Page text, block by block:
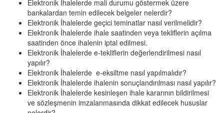
Elektronik İhalelerde mali durumu göstermek üzere
bankalardan temin edilecek belgeler nelerdir?
Elektronik İhalelerde geçici teminatlar nasıl verilmelidir?
Elektronik İhalelerde ihale saatinden veya tekliflerin açılma
saatinden önce ihalenin iptal edilmesi.
Elektronik İhalelerde e-tekliflerin değerlendirilmesi nasıl
yapılır?
Elektronik İhalelerde e-eksiltme nasıl yapılmalıdır?
Elektronik İhalelerde ihalenin sonuçlandırılması nasıl yapılır?
Elektronik İhalelerde kesinleşen ihale kararının bildirilmesi
ve sözleşmenin imzalanmasında dikkat edilecek hususlar